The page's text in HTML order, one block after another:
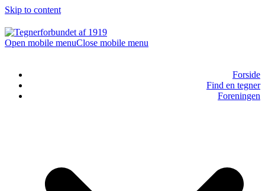
Skip to content
Open mobile menuClose mobile menu
Forside
Find en tegner
Foreningen